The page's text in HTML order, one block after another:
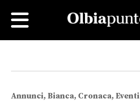
Annunci, Bianca, Cronaca, Eventi